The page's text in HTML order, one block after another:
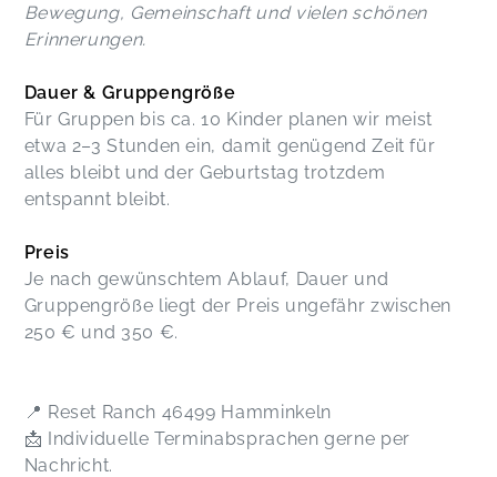
Bewegung, Gemeinschaft und vielen schönen
Erinnerungen.
Dauer & Gruppengröße
Für Gruppen bis ca. 10 Kinder planen wir meist
etwa 2–3 Stunden ein, damit genügend Zeit für
alles bleibt und der Geburtstag trotzdem
entspannt bleibt.
Preis
Je nach gewünschtem Ablauf, Dauer und
Gruppengröße liegt der Preis ungefähr zwischen
250 € und 350 €.
📍 Reset Ranch 46499 Hamminkeln
📩 Individuelle Terminabsprachen gerne per
Nachricht.